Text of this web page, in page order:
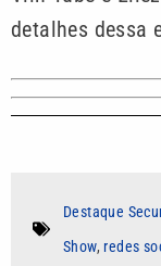
detalhes dessa
Destaque
Show, redes